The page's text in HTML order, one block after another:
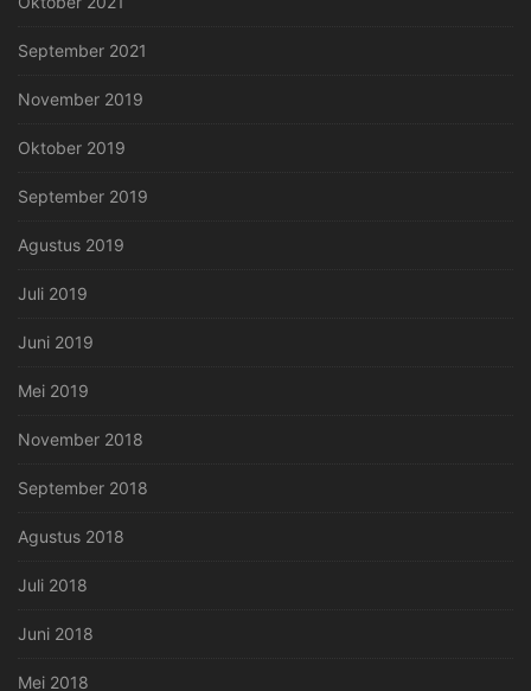
September 2021
November 2019
Oktober 2019
September 2019
Agustus 2019
Juli 2019
Juni 2019
Mei 2019
November 2018
September 2018
Agustus 2018
Juli 2018
Juni 2018
Mei 2018